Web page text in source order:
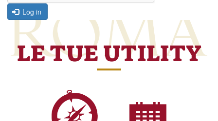
Log in
LE TUE UTILITY